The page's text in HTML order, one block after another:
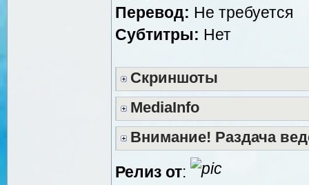
Перевод: Не требуется
Субтитры: Нет
Скриншоты
MediaInfo
Внимание! Раздача
Релиз от: